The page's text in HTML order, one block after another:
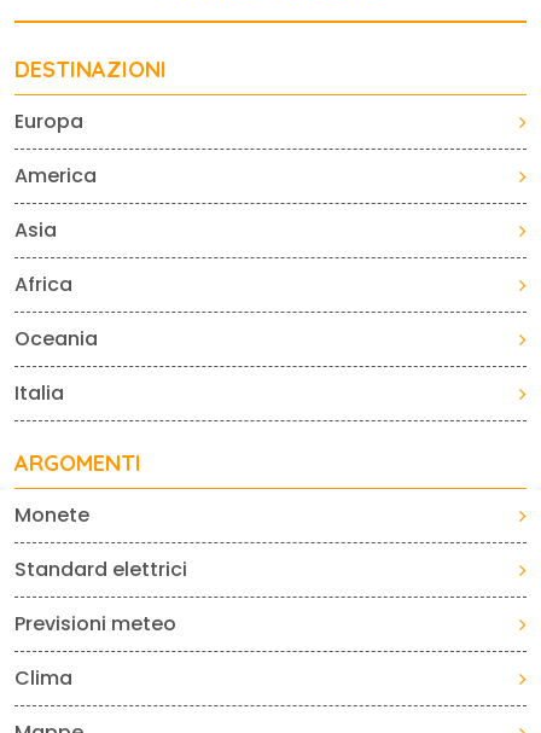
DESTINAZIONI
Europa
America
Asia
Africa
Oceania
Italia
ARGOMENTI
Monete
Standard elettrici
Previsioni meteo
Clima